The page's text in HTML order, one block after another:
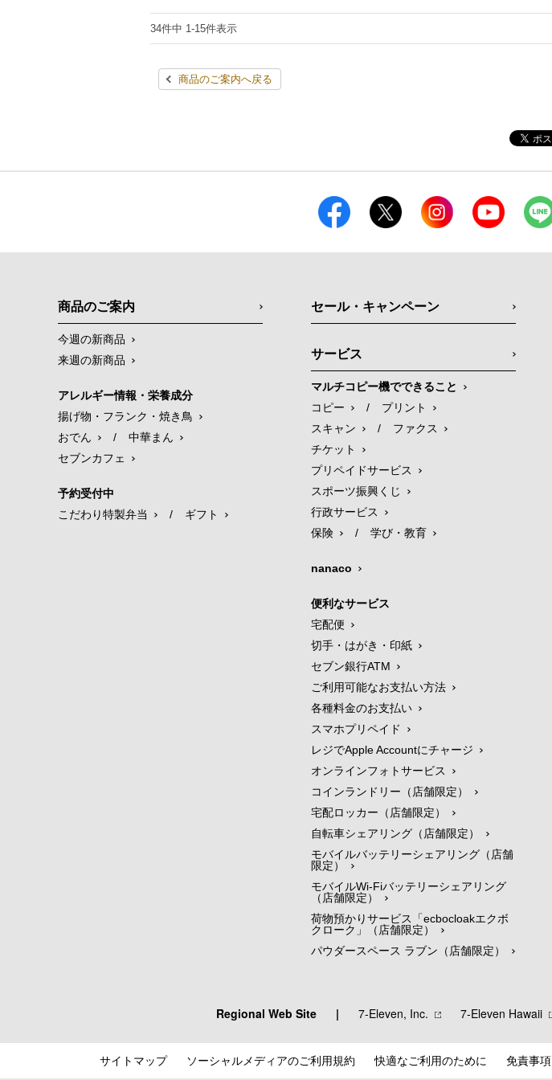
34件中 1-15件表示
商品のご案内へ戻る
商品のご案内
今週の新商品
来週の新商品
アレルギー情報・栄養成分
揚げ物・フランク・焼き鳥
おでん
/
中華まん
セブンカフェ
予約受付中
こだわり特製弁当
/ ギフト
セール・キャンペーン
サービス
マルチコピー機でできること
コピー
/
プリント
スキャン
/
ファクス
チケット
プリペイドサービス
スポーツ振興くじ
行政サービス
保険
/ 学び・教育
nanaco
便利なサービス
宅配便
切手・はがき・印紙
セブン銀行ATM
ご利用可能なお支払い方法
各種料金のお支払い
スマホプリペイド
レジでApple Accountにチャージ
オンラインフォトサービス
コインランドリー（店舗限定）
宅配ロッカー（店舗限定）
自転車シェアリング（店舗限定）
モバイルバッテリーシェアリング（店舗
限定）
モバイルWi-Fiバッテリーシェアリング
（店舗限定）
荷物預かりサービス「ecbocloakエクボ
クローク」（店舗限定）
パウダースペース ラブン（店舗限定）
Regional Web Site | 7‐Eleven, Inc. 7‐Eleven Hawaii
サイトマップ ソーシャルメディアのご利用規約 快適なご利用のために 免責事項